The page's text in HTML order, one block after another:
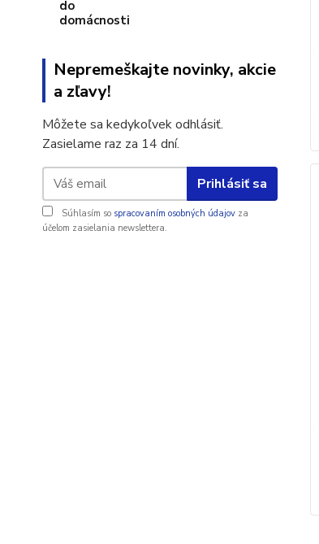
Nepremeškajte novinky, akcie
a zľavy!
Môžete sa kedykoľvek odhlásiť.
Zasielame raz za 14 dní.
Prihlásiť sa
Súhlasím so spracovaním osobných údajov za
účelom zasielania newslettera.